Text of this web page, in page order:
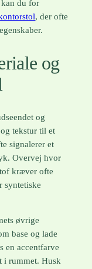
kan du for
, der ofte
og
og
tekstur til et
signalerer et
Overvej hvor
kræver ofte
syntetiske
øvrige
base og lade
en accentfarve
i rummet. Husk